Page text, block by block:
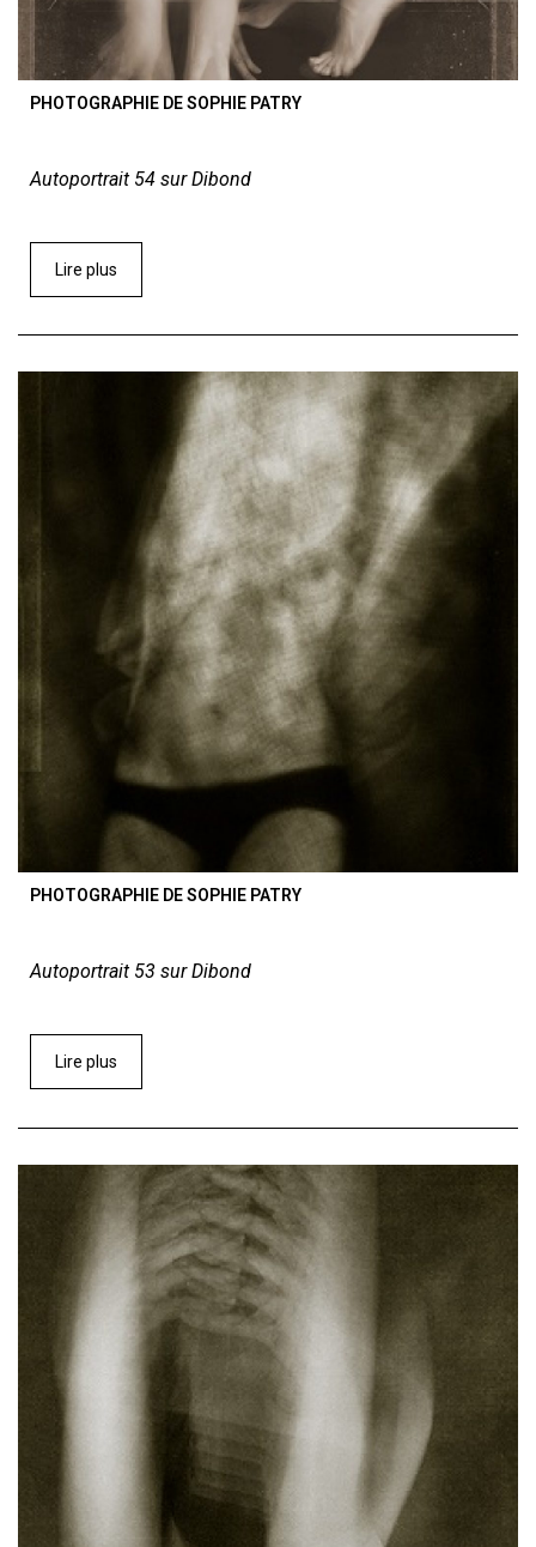
PHOTOGRAPHIE DE SOPHIE PATRY
Autoportrait 54 sur Dibond
Lire plus
PHOTOGRAPHIE DE SOPHIE PATRY
Autoportrait 53 sur Dibond
Lire plus